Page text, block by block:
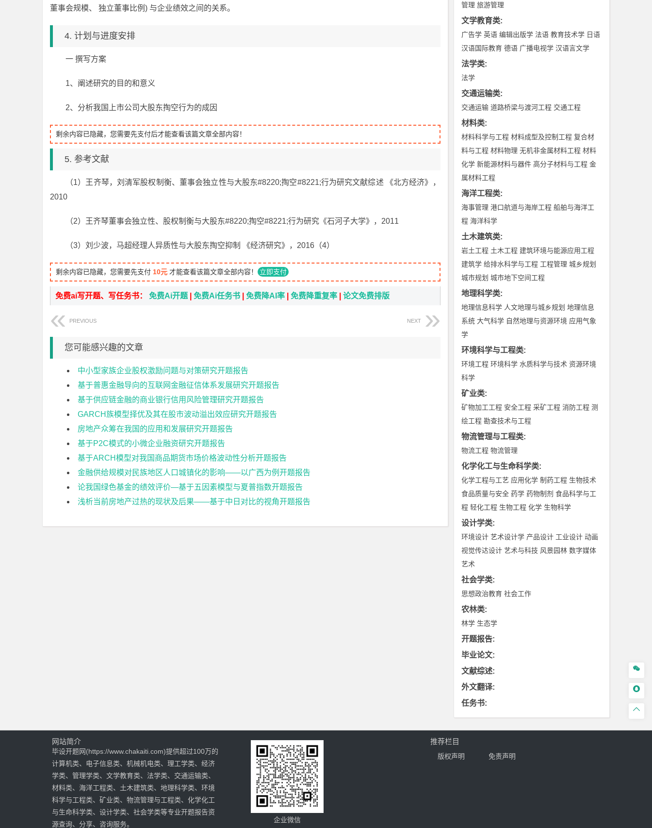
董事会规模、 独立董事比例) 与企业绩效之间的关系。
4. 计划与进度安排
一 撰写方案
1、阐述研究的目的和意义
2、分析我国上市公司大股东掏空行为的成因
剩余内容已隐藏，您需要先支付后才能查看该篇文章全部内容！
5. 参考文献
（1）王齐琴，刘清军股权制衡、董事会独立性与大股东#8220;掏空#8221;行为研究文献综述 《北方经济》，
2010
（2）王齐琴董事会独立性、股权制衡与大股东#8220;掏空#8221;行为研究《石河子大学》，2011
（3）刘少波，马超经理人异质性与大股东掏空抑制 《经济研究》，2016（4）
剩余内容已隐藏，您需要先支付 10元 才能查看该篇文章全部内容！ 立即支付
免费ai写开题、写任务书： 免费Ai开题 免费Ai任务书 免费降AI率 免费降重复率 论文免费排版
PREVIOUS NEXT
您可能感兴趣的文章
中小型家族企业股权激励问题与对策研究开题报告
基于普惠金融导向的互联网金融征信体系发展研究开题报告
基于供应链金融的商业银行信用风险管理研究开题报告
GARCH族模型择优及其在股市波动溢出效应研究开题报告
房地产众筹在我国的应用和发展研究开题报告
基于P2C模式的小微企业融资研究开题报告
基于ARCH模型对我国商品期货市场价格波动性分析开题报告
金融供给规模对民族地区人口城镇化的影响——以广西为例开题报告
论我国绿色基金的绩效评价—基于五因素模型与夏普指数开题报告
浅析当前房地产过热的现状及后果——基于中日对比的视角开题报告
管理 旅游管理
文学教育类:
广告学 英语 编辑出版学 法语 教育技术学 日语
汉语国际教育 德语 广播电视学 汉语言文学
法学类:
法学
交通运输类:
交通运输 道路桥梁与渡河工程 交通工程
材料类:
材料科学与工程 材料成型及控制工程 复合材
料与工程 材料物理 无机非金属材料工程 材料
化学 新能源材料与器件 高分子材料与工程 金
属材料工程
海洋工程类:
海事管理 港口航道与海岸工程 船舶与海洋工
程 海洋科学
土木建筑类:
岩土工程 土木工程 建筑环境与能源应用工程
建筑学 给排水科学与工程 工程管理 城乡规划
城市规划 城市地下空间工程
地理科学类:
地理信息科学 人文地理与城乡规划 地理信息
系统 大气科学 自然地理与资源环境 应用气象
学
环境科学与工程类:
环境工程 环境科学 水质科学与技术 资源环境
科学
矿业类:
矿物加工工程 安全工程 采矿工程 消防工程 测
绘工程 勘查技术与工程
物流管理与工程类:
物流工程 物流管理
化学化工与生命科学类:
化学工程与工艺 应用化学 制药工程 生物技术
食品质量与安全 药学 药物制剂 食品科学与工
程 轻化工程 生物工程 化学 生物科学
设计学类:
环境设计 艺术设计学 产品设计 工业设计 动画
视觉传达设计 艺术与科技 风景园林 数字媒体
艺术
社会学类:
思想政治教育 社会工作
农林类:
林学 生态学
开题报告:
毕业论文:
文献综述:
外文翻译:
任务书:



网站简介
毕设开题网(https://www.chakaiti.com)提供超过100万的
计算机类、电子信息类、机械机电类、理工学类、经济
学类、管理学类、文学教育类、法学类、交通运输类、
材料类、海洋工程类、土木建筑类、地理科学类、环境
科学与工程类、矿业类、物流管理与工程类、化学化工
与生命科学类、设计学类、社会学类等专业开题报告资
源查询、分享、咨询服务。
企业微信
推荐栏目
版权声明 免责声明